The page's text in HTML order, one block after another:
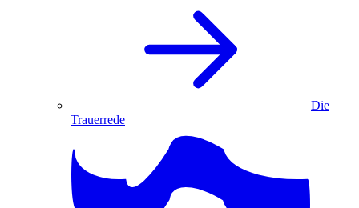
Die
Trauerrede